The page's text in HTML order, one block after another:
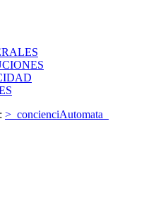
>_concienciAutomata_